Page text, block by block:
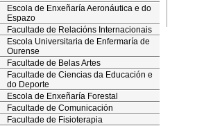
Escola de Enxeñaría Aeronáutica e do
Espazo
Facultade de Relacións Internacionais
Escola Universitaria de Enfermaría de
Ourense
Facultade de Belas Artes
Facultade de Ciencias da Educación e
do Deporte
Escola de Enxeñaría Forestal
Facultade de Comunicación
Facultade de Fisioterapia